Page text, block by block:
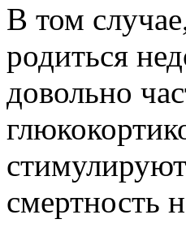
В том
родиться
довольно
смертность